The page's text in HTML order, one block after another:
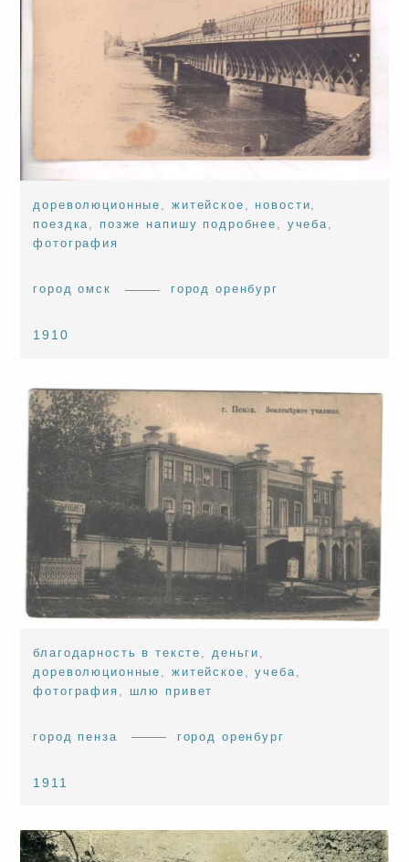
дореволюционные , житейское , новости,
поездка, позже напишу подробнее , учеба,
фотография
город омск город оренбург
1910
благодарность в тексте деньги
дореволюционные
житейское ,учеба
фотография
шлю привет
город пенза город оренбург
1911